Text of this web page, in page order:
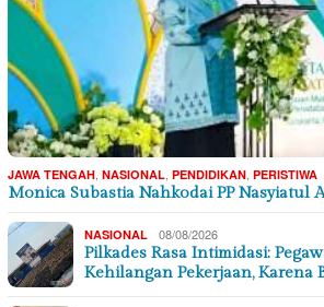
JAWA TENGAH NASIONAL PENDIDIKAN PERISTIWA
Monica Subastia Nahkodai PP Nasyiatul
NASIONAL 08/08/2026
Pilkades Rasa Intimidasi:
Kehilangan Pekerjaan, Karena